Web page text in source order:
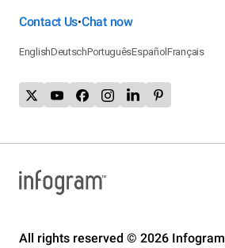
Contact Us•Chat now
EnglishDeutschPortuguêsEspañolFrançais
All rights reserved © 2026 Infogram